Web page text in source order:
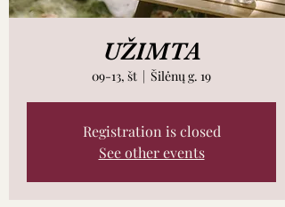
UŽIMTA
09-13, št
  |
Šilėnų g. 19
Registration is closed
See other events